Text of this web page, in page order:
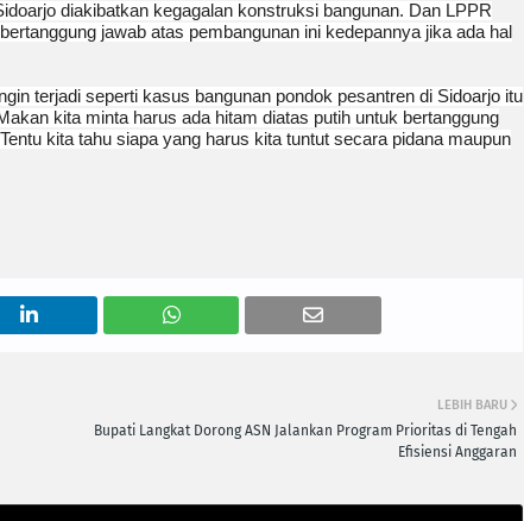
diakibatkan kegagalan konstruksi bangunan. Dan LPPR
jawab atas pembangunan ini kedepannya jika ada hal
terjadi seperti kasus bangunan pondok pesantren di Sidoarjo itu
kita minta harus ada hitam diatas putih untuk bertanggung
kita tahu siapa yang harus kita tuntut secara pidana maupun
LEBIH BARU
Bupati Langkat Dorong ASN Jalankan Program Prioritas di Tengah
Efisiensi Anggaran